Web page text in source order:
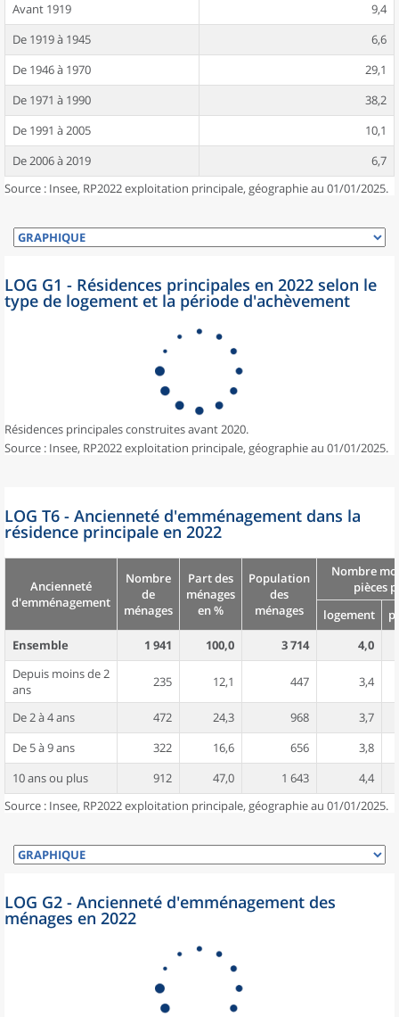
Avant 1919
9,4
De 1919 à 1945
6,6
De 1946 à 1970
29,1
De 1971 à 1990
38,2
De 1991 à 2005
10,1
De 2006 à 2019
6,7
Source : Insee, RP2022 exploitation principale, géographie au 01/01/2025.
LOG G1 - Résidences principales en 2022 selon le
type de logement et la période d'achèvement
Résidences principales construites avant 2020.
Source : Insee, RP2022 exploitation principale, géographie au 01/01/2025.
LOG T6 - Ancienneté d'emménagement dans la
résidence principale en 2022
Ancienneté
d'emménagement
Nombre
de
ménages
Part des
ménages
en %
Population
des
ménages
Nombre
pièces
logement
Ensemble
1 941 100,0 3 714
4,0
Depuis moins de 2
ans
235 12,1 447 3,4
De 2 à 4 ans 472 24,3 968
3,7
De 5 à 9 ans
322 16,6 656
3,8
10 ans ou plus
912 47,0 1 643
4,4
Source : Insee, RP2022 exploitation principale, géographie au 01/01/2025.
LOG G2 - Ancienneté d'emménagement des
ménages en 2022